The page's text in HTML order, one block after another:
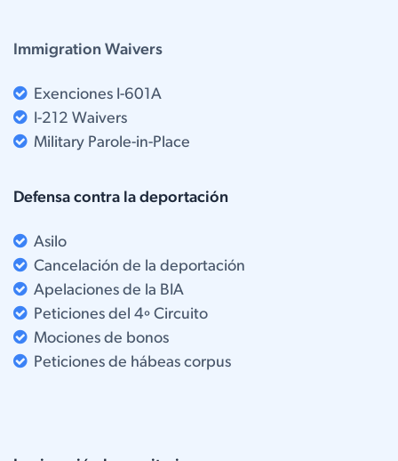
Immigration Waivers
Exenciones I-601A
I-212 Waivers
Military Parole-in-Place​
Defensa contra la deportación
Asilo
Cancelación de la deportación
Apelaciones de la BIA
Peticiones del 4º Circuito
Mociones de bonos
Peticiones de hábeas corpus